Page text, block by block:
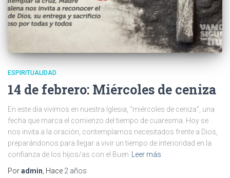
ESPIRITUALIDAD
14 de febrero: Miércoles de ceniza
En este día vivimos en nuestra Iglesia, “miércoles de ceniza”, una
fecha que marca el comienzo del tiempo de cuaresma. Hoy se
nos invita a la oración, contemplarnos necesitados frente a Dios,
preparándonos para llegar a vivir un tiempo de interioridad en la
confianza de los hijos/as con el Buen Leer más
Poradmin, Hace 2 años